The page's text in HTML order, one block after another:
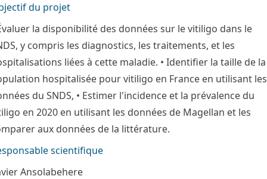
du projet
la disponibilité des données sur le vitiligo dans le
y compris les diagnostics, les traitements, et les
liées à cette maladie. • Identifier la taille de la
hospitalisée pour vitiligo en France en utilisant les
du SNDS, • Estimer l'incidence et la prévalence du
en 2020 en utilisant les données de Magellan et les
aux données de la littérature.
scientifique
Ansolabehere